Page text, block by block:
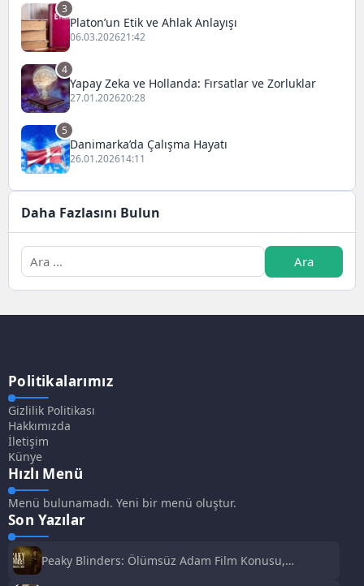
3
Platon’un Etik ve Ahlak Anlayışı
06.03.202621:42
4
Yapay Zeka ve Hollanda: Fırsatlar ve Zorluklar
27.01.202620:28
5
Danimarka’da Çalışma Hayatı
26.01.202614:11
Daha Fazlasını Bulun
Politikalarımız
Gizlilik Politikası
Hakkımızda
İletişim
Künye
Hızlı Menü
Menü bulunamadı. Yeni bir menü oluştur.
Son Yazılar
Peaky Blinders: Ölümsüz Adam Film Konusu,